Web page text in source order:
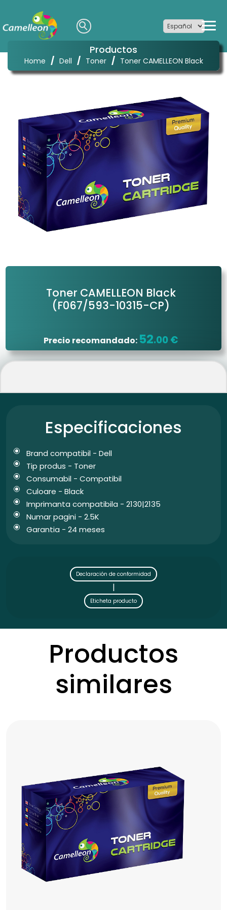
Productos
Home / Dell / Toner / Toner CAMELLEON Black
Toner CAMELLEON Black
(F067/593-10315-CP)
Precio recomandado: 52.00 €
Especificaciones
Brand compatibil - Dell
Tip produs - Toner
Consumabil - Compatibil
Culoare - Black
Imprimanta compatibila - 2130|2135
Numar pagini - 2.5K
Garantia - 24 meses
Declaración de conformidad
|
Eticheta producto
Productos
similares